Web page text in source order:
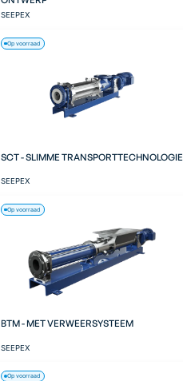
SEEPEX
SCT - SLIMME TRANSPORTTECHNOLOGIE
SEEPEX
Op voorraad
BTM - MET VERWEERSYSTEEM
SEEPEX
Op voorraad
Op voorraad